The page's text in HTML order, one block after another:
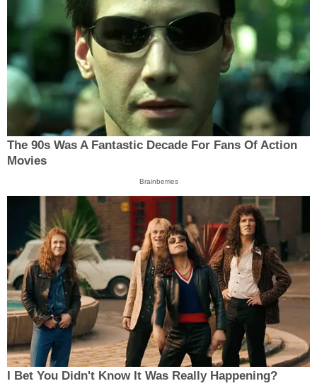
The 90s Was A Fantastic Decade For Fans Of Action
Movies
Brainberries
I Bet You Didn't Know It Was Really Happening?